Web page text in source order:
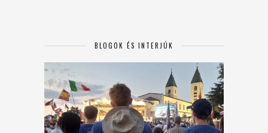
BLOGOK ÉS INTERJÚK